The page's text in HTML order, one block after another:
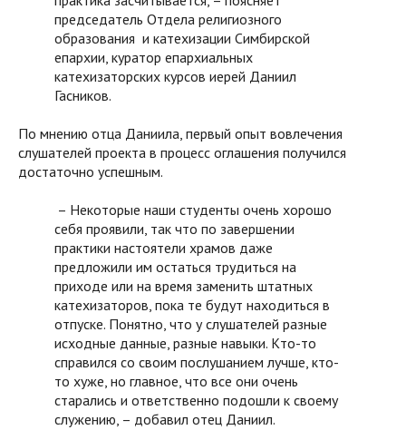
председатель Отдела религиозного
образования и катехизации Симбирской
епархии, куратор епархиальных
катехизаторских курсов иерей Даниил
Гасников.
По мнению отца Даниила, первый опыт вовлечения
слушателей проекта в процесс оглашения получился
достаточно успешным.
– Некоторые наши студенты очень хорошо
себя проявили, так что по завершении
практики настоятели храмов даже
предложили им остаться трудиться на
приходе или на время заменить штатных
катехизаторов, пока те будут находиться в
отпуске. Понятно, что у слушателей разные
исходные данные, разные навыки. Кто-то
справился со своим послушанием лучше, кто-
то хуже, но главное, что все они очень
старались и ответственно подошли к своему
служению, – добавил отец Даниил.